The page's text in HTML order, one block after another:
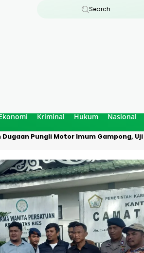
Search
Kriminal Hukum Nasional
Pungli Motor Imum Gampong, Uji